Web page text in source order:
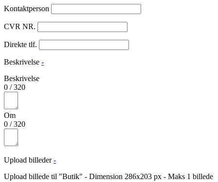
Kontaktperson
CVR NR.
Direkte tlf.
Beskrivelse -
Beskrivelse
0 /320
Om
0 /320
Upload billeder -
Upload billede til "Butik" - Dimension 286x203 px - Maks 1 billede